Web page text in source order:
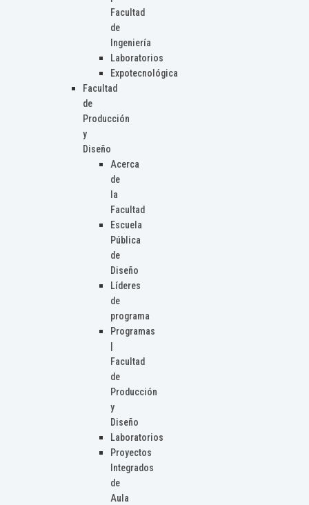
Facultad
de
Ingeniería
Laboratorios
Expotecnológica
Facultad
de
Producción
y
Diseño
Acerca
de
la
Facultad
Escuela
Pública
de
Diseño
Líderes
de
programa
Programas
Facultad
de
Producción
y
Diseño
Laboratorios
Proyectos
Integrados
de
Aula